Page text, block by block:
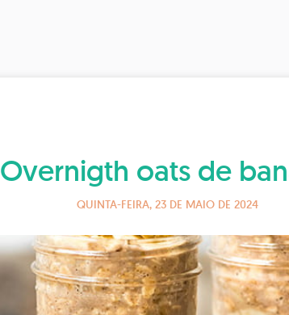
Overnigth oats de
QUINTA-FEIRA, 23 DE MAIO DE 2024